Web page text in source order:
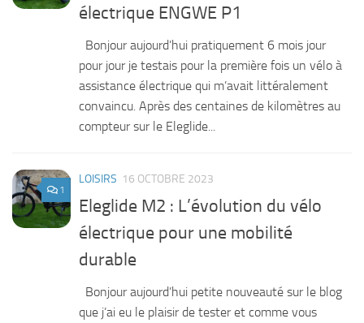
électrique ENGWE P1
Bonjour aujourd’hui pratiquement 6 mois jour
pour jour je testais pour la première fois un vélo à
assistance électrique qui m’avait littéralement
convaincu. Après des centaines de kilomètres au
compteur sur le Eleglide...
1
LOISIRS 16 OCTOBRE 2023
Eleglide M2 : L’évolution du vélo
électrique pour une mobilité
durable
Bonjour aujourd’hui petite nouveauté sur le blog
que j’ai eu le plaisir de tester et comme vous